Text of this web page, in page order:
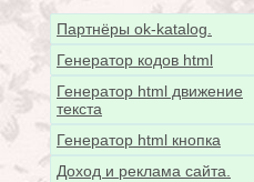
Партнёры ok-katalog.
Генератор кодов html
Генератор html движение
текста
Генератор html кнопка
Доход и реклама сайта.